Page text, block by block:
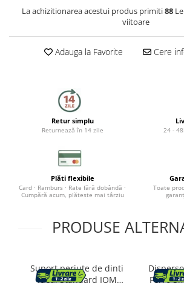
Ingrijire personala
Uscatoare de par
Perii de par electrice
Ondulatoare
Aparate de tuns & ras
Cantare corporale
Dulapuri baie
La achizitionarea acestui produs primiti88
viitoare
Adauga la Favorite Cere
Retur simplu
Returnează în 14 zile 24 -
Plăti flexibile
Card · Ramburs · Rate fără dobândă ·
Cumpără acum, plătește mai târziu
Toate
PRODUSE
Suport periute de dinti
Ideal Standard IOM
Ferro